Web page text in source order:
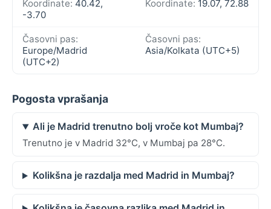
Koordinate: 40.42,
-3.70
Koordinate: 19.07, 72.88
Časovni pas:
Europe/Madrid
(UTC+2)
Časovni pas:
Asia/Kolkata (UTC+5)
Pogosta vprašanja
Ali je Madrid trenutno bolj vroče kot Mumbaj?
Trenutno je v Madrid 32°C, v Mumbaj pa 28°C.
Kolikšna je razdalja med Madrid in Mumbaj?